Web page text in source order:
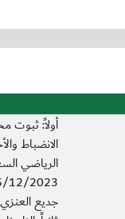
الانضباط
جديع